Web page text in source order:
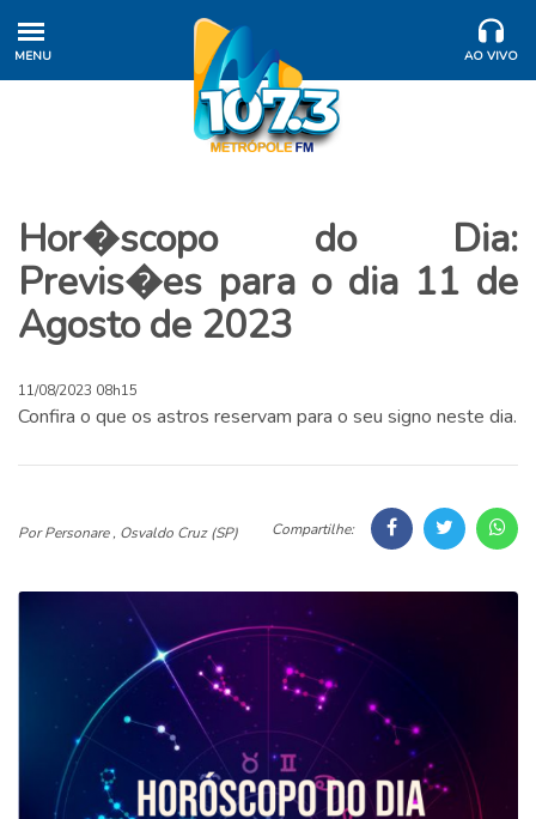
MENU AO VIVO
Hor�scopo do Dia:
Previs�es para o dia 11 de
Agosto de 2023
11/08/2023 08h15
Confira o que os astros reservam para o seu signo neste dia.
Por Personare , Osvaldo Cruz (SP) Compartilhe: